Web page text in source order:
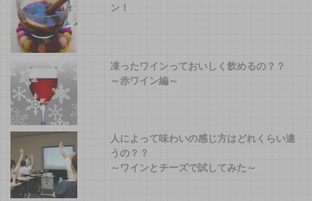
ン！
凍ったワインっておいしく飲めるの？？
～赤ワイン編～
人によって味わいの感じ方はどれくらい違
うの？？
～ワインとチーズで試してみた～